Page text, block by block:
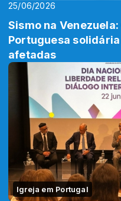
25/06/2026
Sismo na
Portuguesa
afetadas
Igreja em Portugal